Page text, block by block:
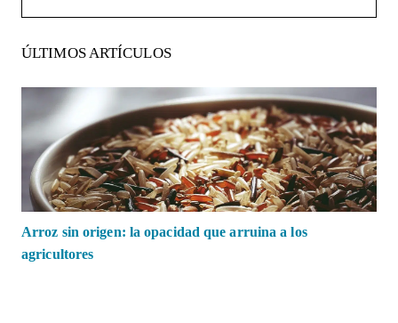
ÚLTIMOS ARTÍCULOS
Arroz sin origen: la opacidad que arruina a los
agricultores